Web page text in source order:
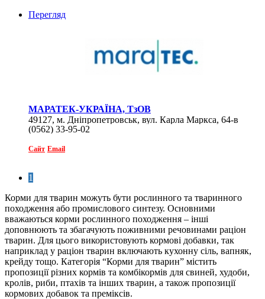
Перегляд
МАРАТЕК-УКРАЇНА, ТзОВ
49127, м. Дніпропетровськ, вул. Карла Маркса, 64-в
(0562) 33-95-02
Сайт Email
1
Корми для тварин можуть бути рослинного та тваринного
походження або промислового синтезу. Основними
вважаються корми рослинного походження – інші
доповнюють та збагачують поживними речовинами раціон
тварин. Для цього використовують кормові добавки, так
наприклад у раціон тварин включають кухонну сіль, вапняк,
крейду тощо. Категорія “Корми для тварин” містить
пропозиції різних кормів та комбікормів для свиней, худоби,
кролів, риби, птахів та інших тварин, а також пропозиції
кормових добавок та преміксів.